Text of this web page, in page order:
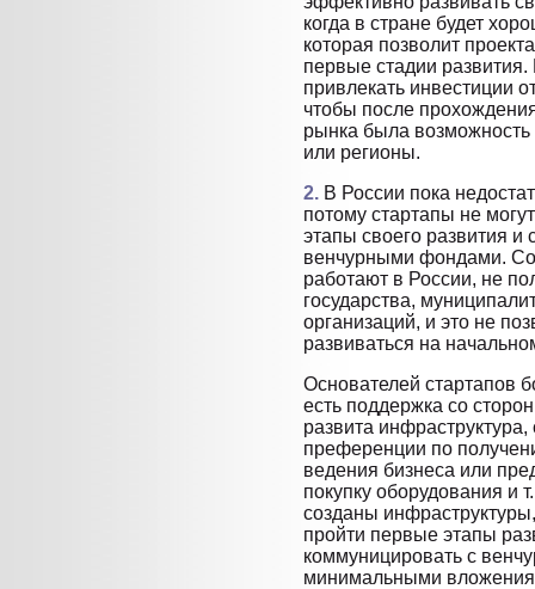
когда в стране будет
которая позволит
первые стадии
привлекать инвестиции
чтобы после
рынка была
или регионы.
2. В России пока
потому стартапы не
этапы своего развития и
венчурными фондами.
работают в России, не
государства,
организаций, и это не
развиваться на
Основателей стартапов
есть поддержка со
развита
преференции по
ведения бизнеса или
покупку оборудования и
созданы
пройти первые этапы
коммуницировать с
минимальными